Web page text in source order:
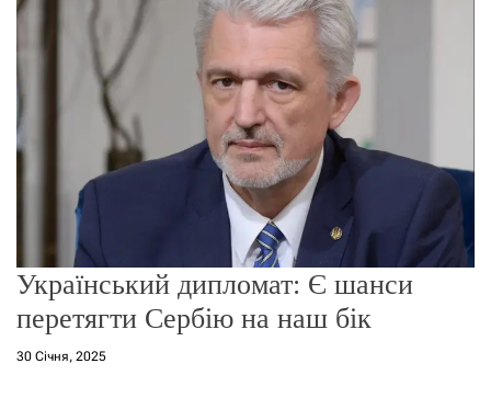
Український дипломат: Є шанси
перетягти Сербію на наш бік
30 Січня, 2025